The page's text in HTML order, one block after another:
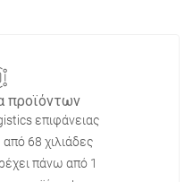
προϊόντων
επιφάνειας
68 χιλιάδες
πάνω από 1